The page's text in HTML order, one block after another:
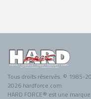
Tous droits réservés. © 1985-
2026 hardforce.com
HARD FORCE® est une